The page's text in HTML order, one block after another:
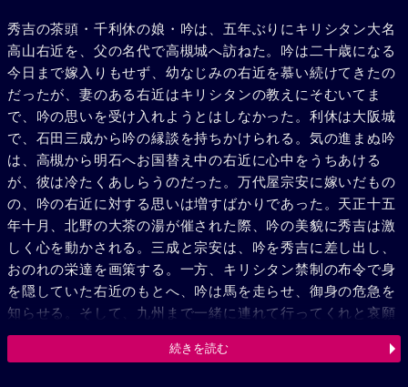
秀吉の茶頭・千利休の娘・吟は、五年ぶりにキリシタン大名
高山右近を、父の名代で高槻城へ訪ねた。吟は二十歳になる
今日まで嫁入りもせず、幼なじみの右近を慕い続けてきたの
だったが、妻のある右近はキリシタンの教えにそむいてま
で、吟の思いを受け入れようとはしなかった。利休は大阪城
で、石田三成から吟の縁談を持ちかけられる。気の進まぬ吟
は、高槻から明石へお国替え中の右近に心中をうちあける
が、彼は冷たくあしらうのだった。万代屋宗安に嫁いだもの
の、吟の右近に対する思いは増すばかりであった。天正十五
年十月、北野の大茶の湯が催された際、吟の美貌に秀吉は激
しく心を動かされる。三成と宗安は、吟を秀吉に差し出し、
おのれの栄達を画策する。一方、キリシタン禁制の布令で身
を隠していた右近のもとへ、吟は馬を走らせ、御身の危急を
知らせる。そして、九州まで一緒に連れて行ってくれと哀願
する吟に、右近は困惑しながらも、彼女と添い寝する。しか
し、右近は吟に心を残しながらも、彼女を置き去りにし、絶
続きを読む